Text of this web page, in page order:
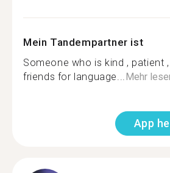
Mein Tandempartner ist
Someone who is kind , patient
friends for language...Mehr
App